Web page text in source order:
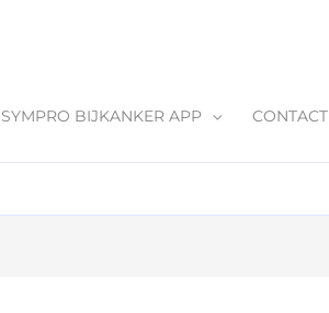
SYMPRO BIJKANKER APP CONTACT